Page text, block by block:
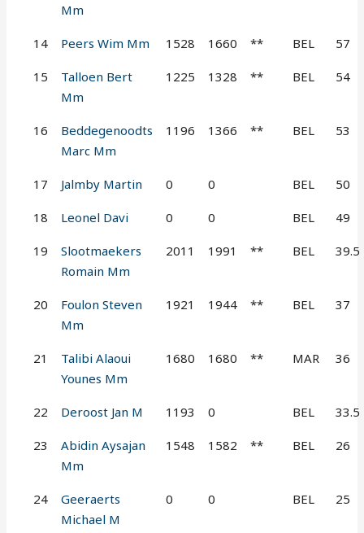
Mm
14 Peers Wim Mm 1528 1660 ** BEL 57
15
Talloen Bert
Mm
1225 1328 ** BEL 54
16
Beddegenoodts
Marc Mm
1196 1366 ** BEL 53
17 Jalmby Martin 0 0 BEL 50
18 Leonel Davi 0 0 BEL 49
19
Slootmaekers
Romain Mm
2011 1991 ** BEL 39.5
20
Foulon Steven
Mm
1921 1944 ** BEL 37
21
Talibi Alaoui
Younes Mm
1680 1680 ** MAR 36
22 Deroost Jan M 1193 0 BEL 33.5
23
Abidin Aysajan
Mm
1548 1582 ** BEL 26
24
Geeraerts
Michael M
0 0 BEL 25